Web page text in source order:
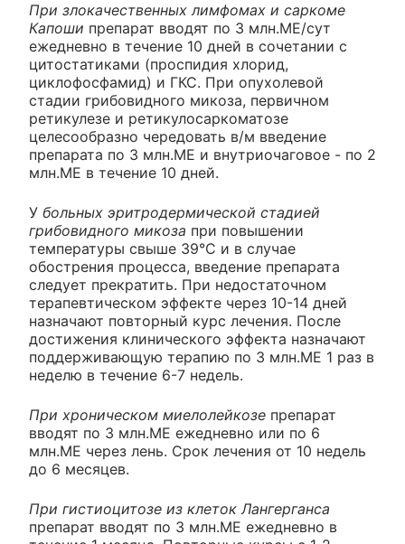
При злокачественных лимфомах и саркоме
Капоши препарат вводят по 3 млн.ME/сут
ежедневно в течение 10 дней в сочетании с
цитостатиками (проспидия хлорид,
циклофосфамид) и ГКС. При опухолевой
стадии грибовидного микоза, первичном
ретикулезе и ретикулосаркоматозе
целесообразно чередовать в/м введение
препарата по 3 млн.ME и внутриочаговое - по 2
млн.ME в течение 10 дней.
У больных эритродермической стадией
грибовидного микоза при повышении
температуры свыше 39°С и в случае
обострения процесса, введение препарата
следует прекратить. При недостаточном
терапевтическом эффекте через 10-14 дней
назначают повторный курс лечения. После
достижения клинического эффекта назначают
поддерживающую терапию по 3 млн.ME 1 раз в
неделю в течение 6-7 недель.
При хроническом миелолейкозе препарат
вводят по 3 млн.ME ежедневно или по 6
млн.ME через лень. Срок лечения от 10 недель
до 6 месяцев.
При гистиоцитозе из клеток Лангерганса
препарат вводят по 3 млн.ME ежедневно в